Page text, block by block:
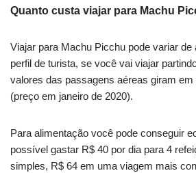
Quanto custa viajar para Machu
Viajar para Machu Picchu pode variar
perfil de turista, se você vai viajar
valores das passagens aéreas giram em
(preço em janeiro de 2020).
Para alimentação você pode conseguir
possível gastar R$ 40 por dia para 4
simples, R$ 64 em uma viagem mais